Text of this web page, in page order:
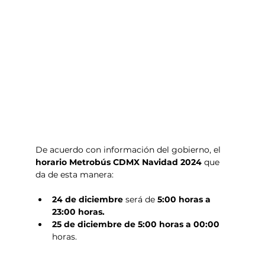
De acuerdo con información del gobierno, el
horario Metrobús CDMX Navidad 2024 que
da de esta manera:
24 de diciembre será de 5:00 horas a
23:00 horas.
25 de diciembre de 5:00 horas a 00:00
horas.